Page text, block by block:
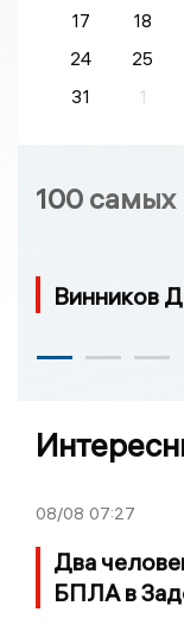
17 18
24
25
31
1
100 самых
Винников
08/08 07:27
Два
БПЛА в